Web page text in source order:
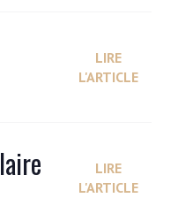
LIRE
L'ARTICLE
LIRE
L'ARTICLE